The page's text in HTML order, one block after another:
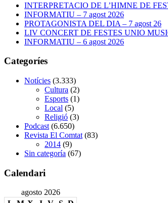
INTERPRETACIO DE L’HIMNE DE
INFORMATIU – 7 agost 2026
PROTAGONISTA DEL DIA – 7 agost 26
LIV CONCERT DE FESTES UNIO
INFORMATIU – 6 agost 2026
Categoríes
Notícies (3.333)
Cultura (2)
Esports (1)
Local (5)
Religió (3)
Podcast (6.650)
Revista El Comtat (83)
2014 (9)
Sin categoría (67)
Calendari
agosto 2026